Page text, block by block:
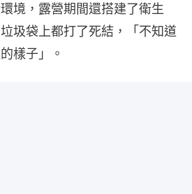
境，露營期間還搭建了衛生
圾袋上都打了死結，「不知道
樣子」。